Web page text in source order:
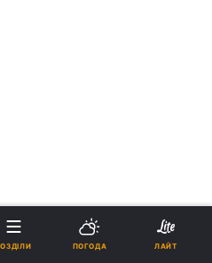
ПОГОДА ЛАЙТ